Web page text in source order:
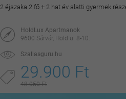
2 éjszaka 2 fő + 2 hat év alatti gyermek
HoldLux Apartmanok
9600 Sárvár, Hold u. 8-10.
Szallasguru.hu
29.900 Ft
48.050 Ft